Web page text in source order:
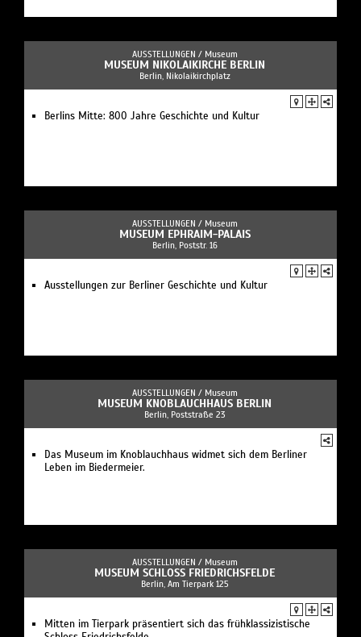
AUSSTELLUNGEN / Museum
MUSEUM NIKOLAIKIRCHE BERLIN
Berlin, Nikolaikirchplatz
Berlins Mitte: 800 Jahre Geschichte und Kultur
AUSSTELLUNGEN / Museum
MUSEUM EPHRAIM-PALAIS
Berlin, Poststr. 16
Ausstellungen zur Berliner Geschichte und Kultur
AUSSTELLUNGEN / Museum
MUSEUM KNOBLAUCHHAUS BERLIN
Berlin, Poststraße 23
Das Museum im Knoblauchhaus widmet sich dem Berliner
Leben im Biedermeier.
AUSSTELLUNGEN / Museum
MUSEUM SCHLOSS FRIEDRICHSFELDE
Berlin, Am Tierpark 125
Mitten im Tierpark präsentiert sich das frühklassizistische